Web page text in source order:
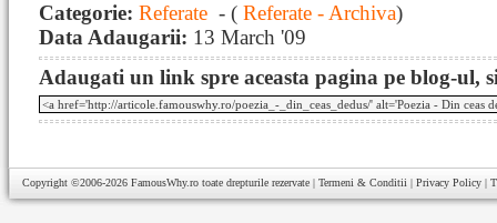
Categorie: Referate - ( Referate - Archiva)
Data Adaugarii: 13 March '09
Adaugati un link spre aceasta pagina pe blog-ul,
Copyright ©2006-2026 FamousWhy.ro toate drepturile rezervate | Termeni & Conditii | Privacy Policy |